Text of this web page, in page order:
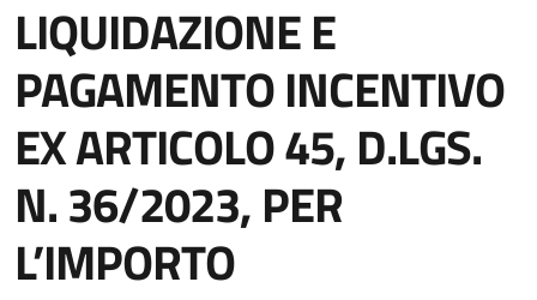
LIQUIDAZIONE E
PAGAMENTO INCENTIVO
EX ARTICOLO 45, D.LGS.
N. 36/2023, PER
L’IMPORTO